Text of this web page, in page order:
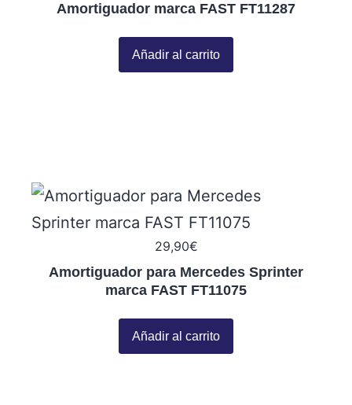
Amortiguador marca FAST FT11287
Añadir al carrito
Amortiguador para Mercedes Sprinter
marca FAST FT11075
29,90€
Añadir al carrito